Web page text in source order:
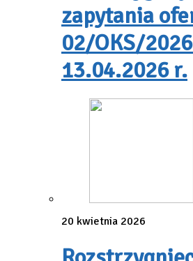
zapytania
02/OKS/
13.04.2026 r.
20 kwietnia 2026